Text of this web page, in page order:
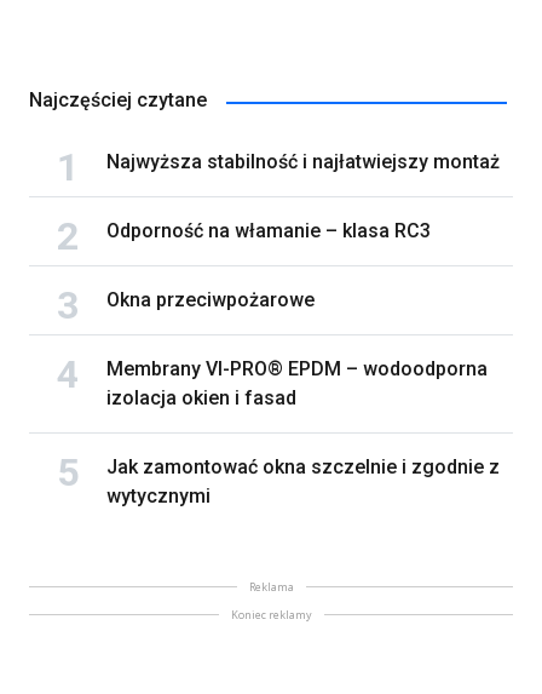
Najczęściej czytane
Najwyższa stabilność i najłatwiejszy montaż
Odporność na włamanie – klasa RC3
Okna przeciwpożarowe
Membrany VI-PRO® EPDM – wodoodporna
izolacja okien i fasad
Jak zamontować okna szczelnie i zgodnie z
wytycznymi
Reklama
Koniec reklamy